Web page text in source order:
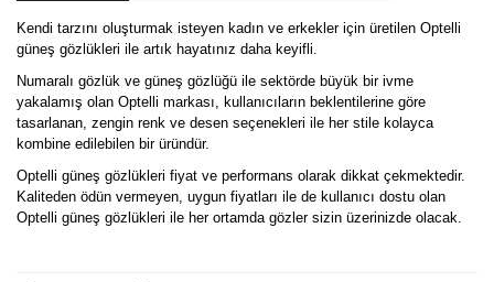
Kendi tarzını oluşturmak isteyen kadın ve erkekler için üretilen Optelli
güneş gözlükleri ile artık hayatınız daha keyifli.
Numaralı gözlük ve güneş gözlüğü ile sektörde büyük bir ivme
yakalamış olan Optelli markası, kullanıcıların beklentilerine göre
tasarlanan, zengin renk ve desen seçenekleri ile her stile kolayca
kombine edilebilen bir üründür.
Optelli güneş gözlükleri fiyat ve performans olarak dikkat çekmektedir.
Kaliteden ödün vermeyen, uygun fiyatları ile de kullanıcı dostu olan
Optelli güneş gözlükleri ile her ortamda gözler sizin üzerinizde olacak.